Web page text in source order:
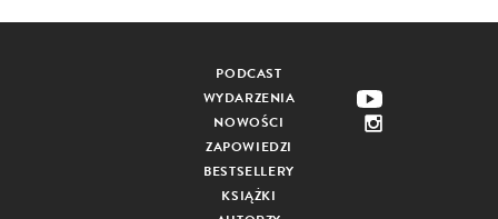
PODCAST
WYDARZENIA
NOWOŚCI
ZAPOWIEDZI
BESTSELLERY
KSIĄŻKI